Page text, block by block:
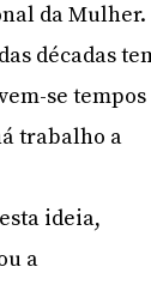
da Mulher.
décadas
se tempos
trabalho a
ideia,
a